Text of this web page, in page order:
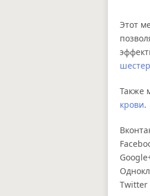
Этот
Также
крови.
Twitter